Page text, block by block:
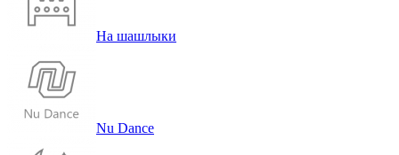
На шашлыки
Nu Dance